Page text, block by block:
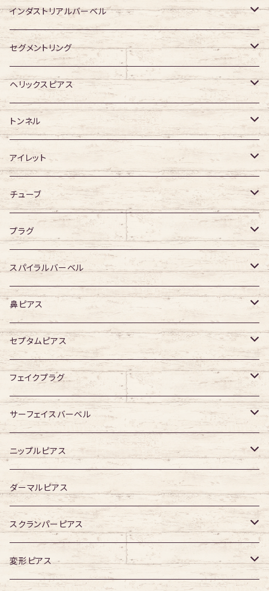
ジュエル有り
ジュエル有り
ジュエル無し
ジュエル有り
アクリル・その他
ジュエル有り
316Lサージカルステンレス
ジュエル無し
ジュエル有り
サージカルチタン
ジュエル無し
ジュエル有り
アクリル
インダストリアルバーベル
316Lサージカルステンレス
ジュエル無し
ジュエル有り
サージカルチタン
ジュエル無し
ジュエル有り
セグメントリング
316Lサージカルステンレス
サージカルチタン
アクリル
ヘリックスピアス
ジュエル無し
ジュエル有り
トンネル
316Lサージカルステンレス
デザイン無し
デザイン有り
アクリル
アイレット
シングルフレア
ダブルフレア
チューブ
デザイン無し
デザイン有り
プラグ
デザイン無し
デザイン有り
スパイラルバーベル
316Lサージカルステンレス
ジュエル無し
ジュエル有り
サージカルチタン
ジュエル無し
ジュエル有り
鼻ピアス
ジュエル無し
ジュエル有り
セプタムピアス
ジュエル無し
ジュエル有り
フェイクプラグ
ジュエル無し
ジュエル有り
サーフェイスバーベル
ジュエル無し
ジュエル有り
ニップルピアス
ジュエル無し
ジュエル有り
ダーマルピアス
スクランパーピアス
16G
変形ピアス